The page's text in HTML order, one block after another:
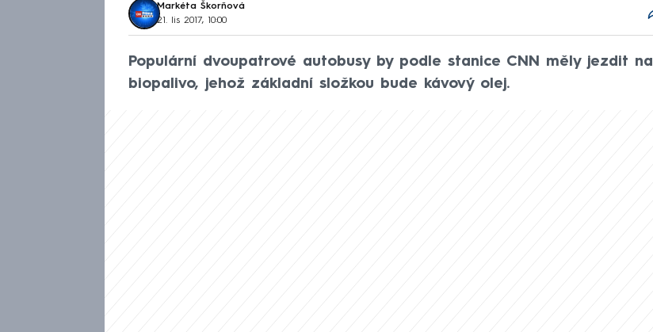
Markéta Škorňová
21. lis 2017, 10:00
Populární dvoupatrové autobusy by podle stanice CNN měly jezdit na
biopalivo, jehož základní složkou bude kávový olej.